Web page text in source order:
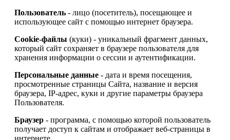
Пользователь - лицо (посетитель), посещающее и
использующее сайт с помощью интернет браузера.
Cookie-файлы (куки) - уникальный фрагмент данных,
который сайт сохраняет в браузере пользователя для
хранения информации о сессии и аутентификации.
Персональные данные - дата и время посещения,
просмотренные страницы Сайта, название и версия
браузера, IP-адрес, куки и другие параметры браузера
Пользователя.
Браузер - программа, с помощью которой пользователь
получает доступ к сайтам и отображает веб-страницы в
интернете.